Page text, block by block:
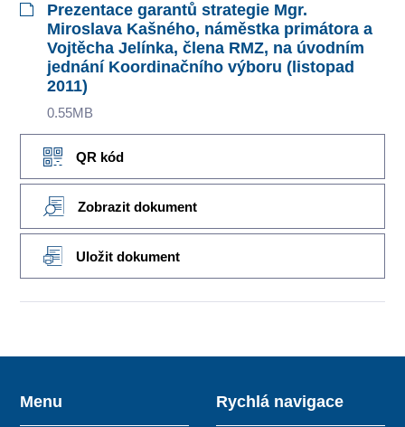
Prezentace garantů strategie Mgr.
Miroslava Kašného, náměstka primátora a
Vojtěcha Jelínka, člena RMZ, na úvodním
jednání Koordinačního výboru (listopad
2011)
0.55MB
QR kód
Zobrazit dokument
Uložit dokument
Menu Rychlá navigace